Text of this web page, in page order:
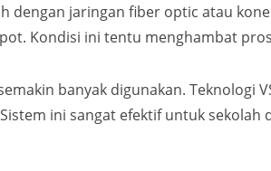
dengan jaringan fiber optic atau
Kondisi ini tentu menghambat
banyak digunakan. Teknologi
ini sangat efektif untuk